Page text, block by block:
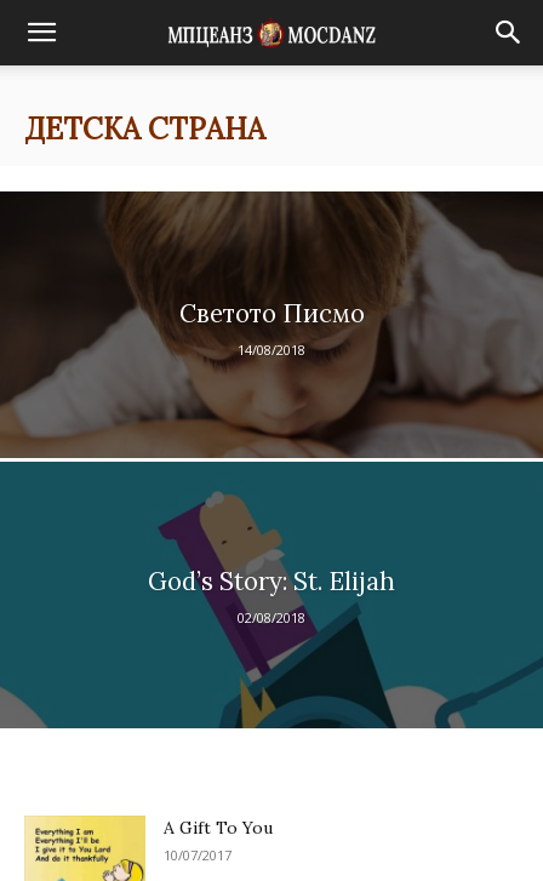
ДЕТСКА СТРАНА
Cветото Писмо
14/08/2018
God’s Story: St. Elijah
02/08/2018
A Gift To You
10/07/2017